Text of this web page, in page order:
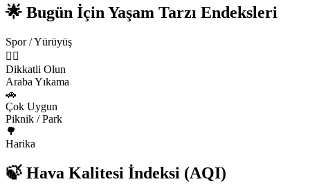
🌟 Bugün İçin Yaşam Tarzı Endeksleri
Spor / Yürüyüş
🏃‍♂️
Dikkatli Olun
Araba Yıkama
🚗
Çok Uygun
Piknik / Park
🌳
Harika
🍃 Hava Kalitesi İndeksi (AQI)